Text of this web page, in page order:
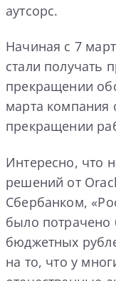
аутсорс.
Начиная с 7
стали получать
прекращении
марта
прекращении
Интересно, что
решений от
Сбербанком,
было потрачено
бюджетных
на то, что у